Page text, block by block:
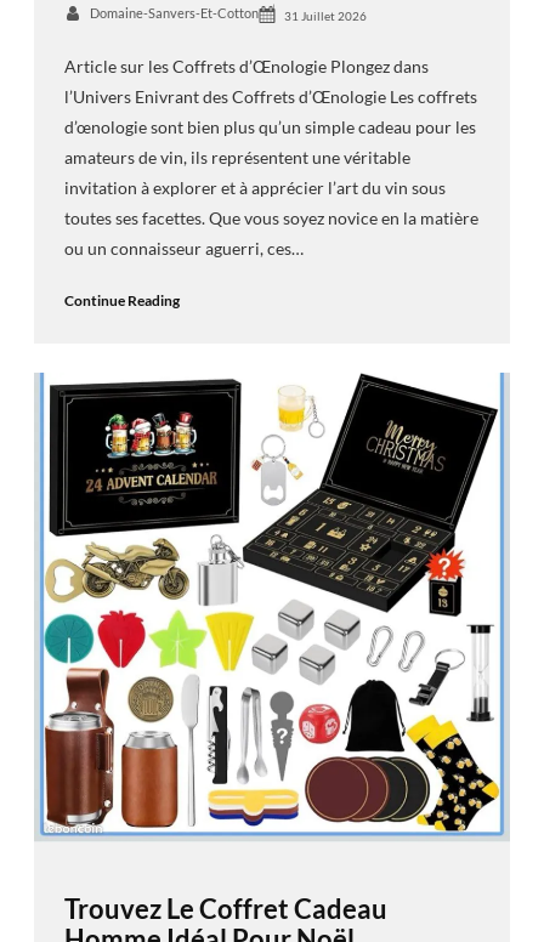
Domaine-Sanvers-Et-Cotton 31 Juillet 2026
Article sur les Coffrets d’Œnologie Plongez dans
l’Univers Enivrant des Coffrets d’Œnologie Les coffrets
d’œnologie sont bien plus qu’un simple cadeau pour les
amateurs de vin, ils représentent une véritable
invitation à explorer et à apprécier l’art du vin sous
toutes ses facettes. Que vous soyez novice en la matière
ou un connaisseur aguerri, ces…
Continue Reading
Trouvez Le Coffret Cadeau